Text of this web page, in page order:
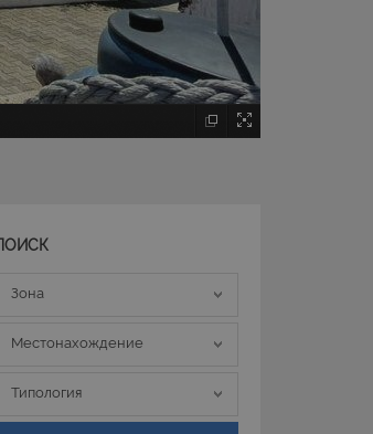
ЗонаЗона
Местонахождение
Местонахождение
Типология
Типология